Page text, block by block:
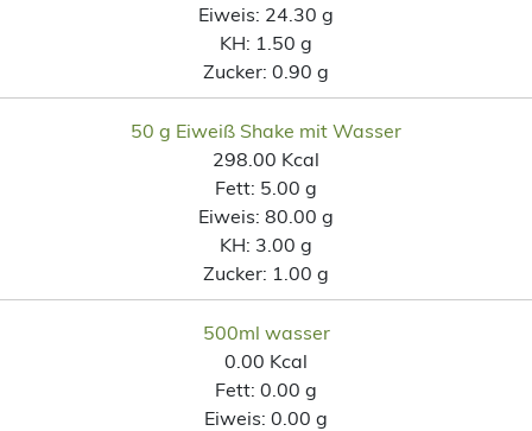
Eiweis: 24.30 g
KH: 1.50 g
Zucker: 0.90 g
50 g Eiweiß Shake mit Wasser
298.00 Kcal
Fett: 5.00 g
Eiweis: 80.00 g
KH: 3.00 g
Zucker: 1.00 g
500ml wasser
0.00 Kcal
Fett: 0.00 g
Eiweis: 0.00 g